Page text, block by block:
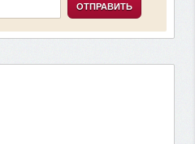
ОТПРАВИТЬ